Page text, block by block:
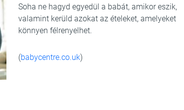
Soha ne hagyd egyedül a babát, amikor eszik,
valamint kerüld azokat az ételeket, amelyeket
könnyen félrenyelhet.
(babycentre.co.uk)